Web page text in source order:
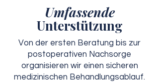
Umfassende
Unterstützung
Von der ersten Beratung bis zur
postoperativen Nachsorge
organisieren wir einen sicheren
medizinischen Behandlungsablauf.